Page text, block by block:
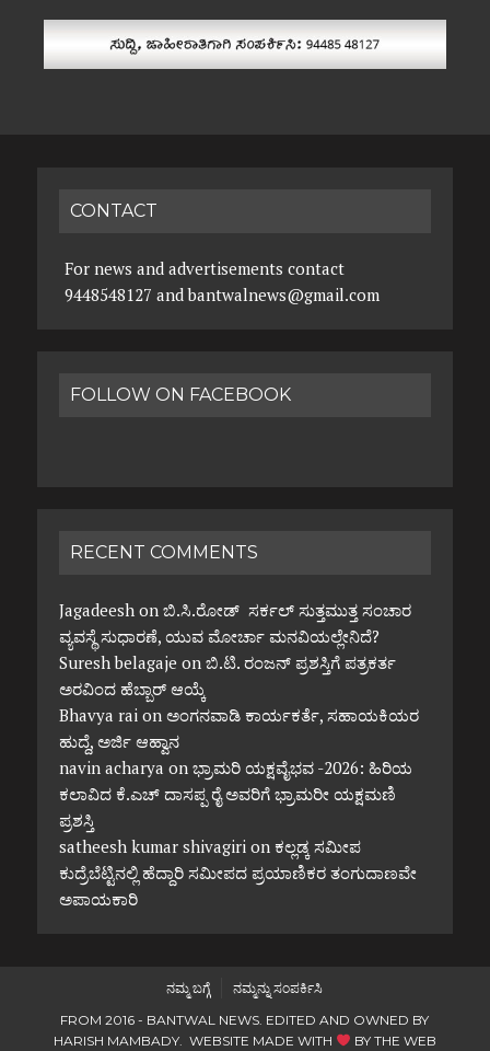
CONTACT
For news and advertisements contact
9448548127 and bantwalnews@gmail.com
FOLLOW ON FACEBOOK
RECENT COMMENTS
Jagadeeshon ಬಿ.ಸಿ.ರೋಡ್ ಸರ್ಕಲ್ ಸುತ್ತಮುತ್ತ ಸಂಚಾರ
ವ್ಯವಸ್ಥೆ ಸುಧಾರಣೆ, ಯುವ ಮೋರ್ಚಾ ಮನವಿಯಲ್ಲೇನಿದೆ?
Suresh belagaje on ಬಿ.ಟಿ. ರಂಜನ್ ಪ್ರಶಸ್ತಿಗೆ ಪತ್ರಕರ್ತ
ಅರವಿಂದ ಹೆಬ್ಬಾರ್ ಆಯ್ಕೆ
Bhavya raion ಅಂಗನವಾಡಿ ಕಾರ್ಯಕರ್ತೆ, ಸಹಾಯಕಿಯರ
ಹುದ್ದೆ, ಅರ್ಜಿ ಆಹ್ವಾನ
navin acharya on ಭ್ರಾಮರಿ ಯಕ್ಷವೈಭವ -2026: ಹಿರಿಯ
ಕಲಾವಿದ ಕೆ.ಎಚ್ ದಾಸಪ್ಪ ರೈ ಅವರಿಗೆ ಭ್ರಾಮರೀ ಯಕ್ಷಮಣಿ
ಪ್ರಶಸ್ತಿ
satheesh kumar shivagirion ಕಲ್ಲಡ್ಕ ಸಮೀಪ
ಕುದ್ರೆಬೆಟ್ಟಿನಲ್ಲಿ ಹೆದ್ದಾರಿ ಸಮೀಪದ ಪ್ರಯಾಣಿಕರ ತಂಗುದಾಣವೇ
ಅಪಾಯಕಾರಿ
ನಮ್ಮ ಬಗ್ಗೆ
ನಮ್ಮನ್ನು ಸಂಪರ್ಕಿಸಿ
FROM 2016 - BANTWAL NEWS. EDITED AND OWNED BY
HARISH MAMBADY. WEBSITE MADE WITH
BY THE WEB